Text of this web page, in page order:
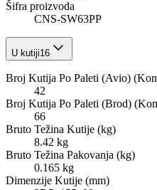
Šifra proizvoda
CNS-SW63PP
U kutiji16
Broj Kutija Po Paleti (Avio)
42
Broj Kutija Po Paleti (Brod)
66
Bruto Težina Kutije (kg)
8.42 kg
Bruto Težina Pakovanja (kg)
0.165 kg
Dimenzije Kutije (mm)